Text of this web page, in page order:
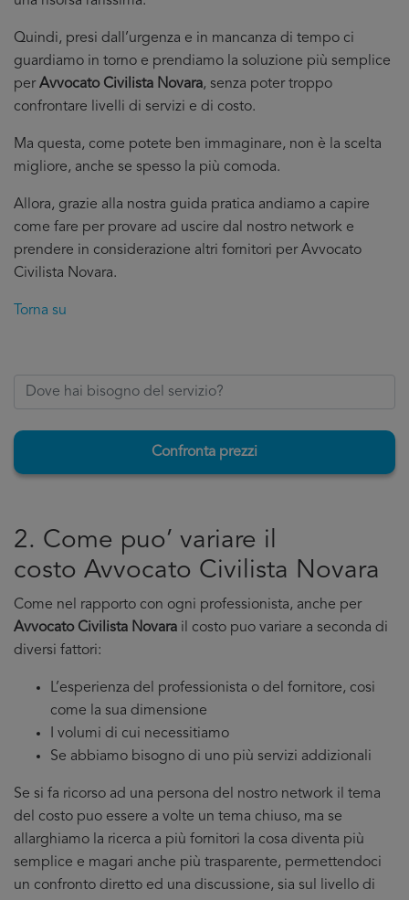
Quindi, presi dall’urgenza e in mancanza di tempo ci
guardiamo in torno e prendiamo la soluzione più semplice
perAvvocato Civilista Novara, senza poter troppo
confrontare livelli di servizi e di costo.
Ma questa, come potete ben immaginare, non è la scelta
migliore, anche se spesso la più comoda.
Allora, grazie alla nostra guida pratica andiamo a capire
come fare per provare ad uscire dal nostro network e
prendere in considerazione altri fornitori per Avvocato
Civilista Novara.
Torna su
Confronta prezzi
2. Come puo’ variare il
costo Avvocato Civilista Novara
Come nel rapporto con ogni professionista, anche per
Avvocato Civilista Novara il costo puo variare a seconda di
diversi fattori:
L’esperienza del professionista o del fornitore, cosi
come la sua dimensione
I volumi di cui necessitiamo
Se abbiamo bisogno di uno più servizi addizionali
Se si fa ricorso ad una persona del nostro network il tema
del costo puo essere a volte un tema chiuso, ma se
allarghiamo la ricerca a più fornitori la cosa diventa più
semplice e magari anche più trasparente, permettendoci
un confronto diretto ed una discussione, sia sul livello di